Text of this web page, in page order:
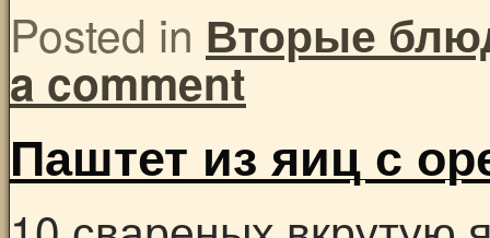
Posted in Вторые
a comment
Паштет из яиц с